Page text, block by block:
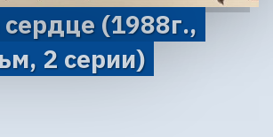
(1988г.,
2 серии)